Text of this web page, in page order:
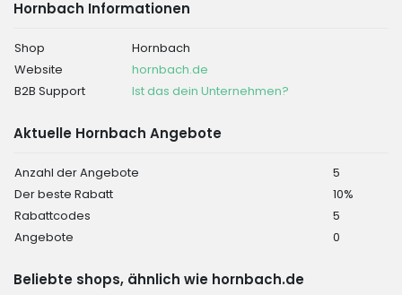
Hornbach Informationen
Shop
Hornbach
Website
hornbach.de
B2B Support
Ist das dein Unternehmen?
Aktuelle Hornbach Angebote
Anzahl der Angebote
5
Der beste Rabatt
10%
Rabattcodes
5
Angebote
0
Beliebte shops, ähnlich wie hornbach.de